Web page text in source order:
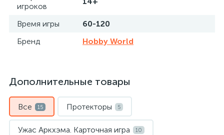
игроков
Время игры
60-120
Бренд
Hobby World
Дополнительные товары
Все 15 Протекторы 5
Ужас Аркхэма. Карточная игра 10